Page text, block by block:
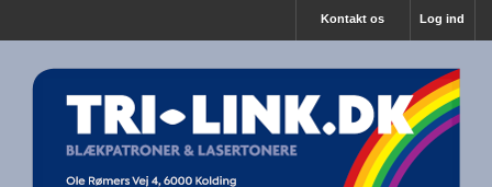
Log ind
Kontakt os